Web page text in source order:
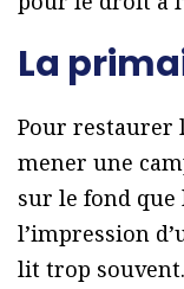
La
Pour restaurer
mener une
sur le fond que
l’impression
lit trop